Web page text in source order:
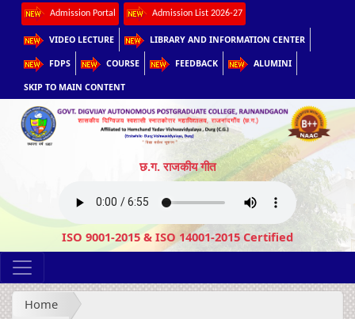
Admission Portal Admission List 2026-27
VIDEO LECTURE LIBRARY AND INFORMATION CENTER
FDPS COURSE FEEDBACK ALUMINI
SKIP TO MAIN CONTENT
छ.ग. राजकीय गीत
ISO 9001-2015 & ISO 14001-2015 Certified
Home